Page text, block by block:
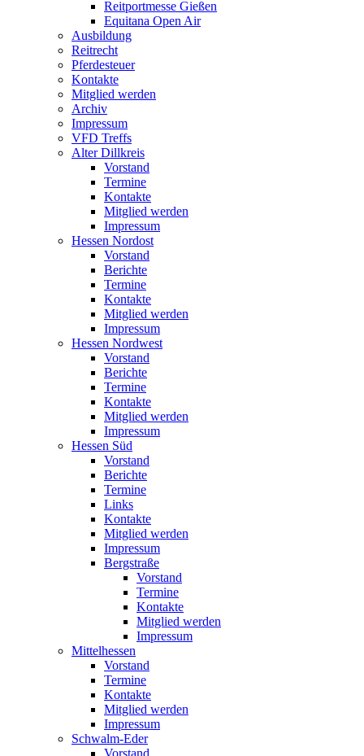
Reitportmesse Gießen
Equitana Open Air
Ausbildung
Reitrecht
Pferdesteuer
Kontakte
Mitglied werden
Archiv
Impressum
VFD Treffs
Alter Dillkreis
Vorstand
Termine
Kontakte
Mitglied werden
Impressum
Hessen Nordost
Vorstand
Berichte
Termine
Kontakte
Mitglied werden
Impressum
Hessen Nordwest
Vorstand
Berichte
Termine
Kontakte
Mitglied werden
Impressum
Hessen Süd
Vorstand
Berichte
Termine
Links
Kontakte
Mitglied werden
Impressum
Bergstraße
Vorstand
Termine
Kontakte
Mitglied werden
Impressum
Mittelhessen
Vorstand
Termine
Kontakte
Mitglied werden
Impressum
Schwalm-Eder
Vorstand